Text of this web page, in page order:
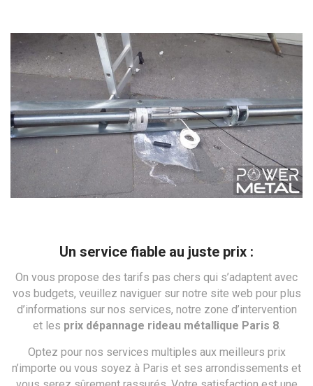
Un service fiable au juste prix :
On vous propose des tarifs pas chers qui s’adaptent avec
vos budgets, veuillez naviguer sur notre site web pour plus
d’informations sur nos services, notre zone d’intervention
et les prix dépannage rideau métallique Paris 8.
Optez pour nos services multiples aux meilleurs prix
n’importe ou vous soyez à Paris et ses arrondissements et